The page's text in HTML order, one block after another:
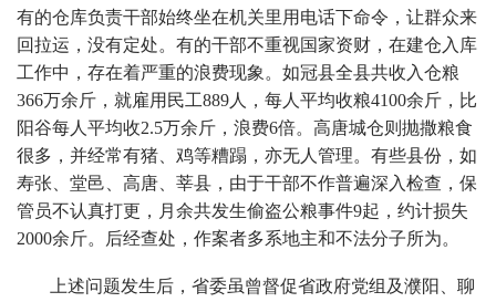
有的仓库负责干部始终坐在机关里用电话下命令，让群众来
回拉运，没有定处。有的干部不重视国家资财，在建仓入库
工作中，存在着严重的浪费现象。如冠县全县共收入仓粮
366万余斤，就雇用民工889人，每人平均收粮4100余斤，比
阳谷每人平均收2.5万余斤，浪费6倍。高唐城仓则抛撒粮食
很多，并经常有猪、鸡等糟蹋，亦无人管理。有些县份，如
寿张、堂邑、高唐、莘县，由于干部不作普遍深入检查，保
管员不认真打更，月余共发生偷盗公粮事件9起，约计损失
2000余斤。后经查处，作案者多系地主和不法分子所为。
上述问题发生后，省委虽曾督促省政府党组及濮阳、聊